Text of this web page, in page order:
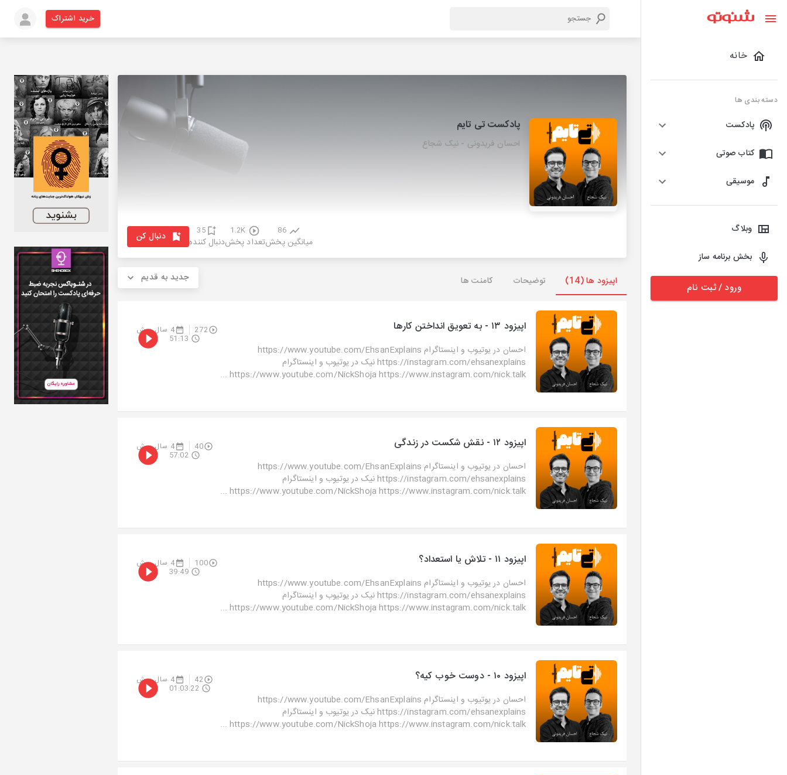
خانه
دسته بندی ها
پادکست
کتاب صوتی
موسیقی
وبلاگ
بخش برنامه ساز
ورود / ثبت نام
خرید اشتراک
پادکست تی تایم
احسان فریدونی - نیک شجاع
86
میانگین پخش
1.2K
تعداد پخش
35
دنبال کننده دنبال کن
اپیزود ها (14) توضیحات کامنت ها جدید به قدیم
اپیزود ۱۳ - به تعویق انداختن کارها 272 4 سال پیش
احسان در یوتیوب و اینستاگرام https://www.youtube.com/EhsanExplains
https://instagram.com/ehsanexplains نیک در یوتیوب و اینستاگرام
https://www.youtube.com/NickShoja https://www.instagram.com/nick.talk ...
51:13
اپیزود ۱۲ - نقش شکست در زندگی 40 4 سال پیش
احسان در یوتیوب و اینستاگرام https://www.youtube.com/EhsanExplains
https://instagram.com/ehsanexplains نیک در یوتیوب و اینستاگرام
https://www.youtube.com/NickShoja https://www.instagram.com/nick.talk ...
57:02
اپیزود ۱۱ - تلاش یا استعداد؟ 100 4 سال پیش
احسان در یوتیوب و اینستاگرام https://www.youtube.com/EhsanExplains
https://instagram.com/ehsanexplains نیک در یوتیوب و اینستاگرام
https://www.youtube.com/NickShoja https://www.instagram.com/nick.talk ...
39:49
اپیزود ۱۰ - دوست خوب کیه؟‎ 42 4 سال پیش
احسان در یوتیوب و اینستاگرام https://www.youtube.com/EhsanExplains
https://instagram.com/ehsanexplains نیک در یوتیوب و اینستاگرام
https://www.youtube.com/NickShoja https://www.instagram.com/nick.talk ...
01:03:22